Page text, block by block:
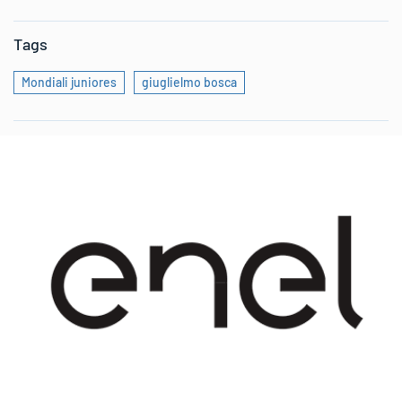
Tags
Mondiali juniores giuglielmo bosca